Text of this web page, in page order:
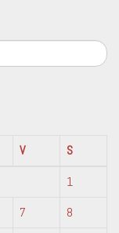
V
S
1
7
8